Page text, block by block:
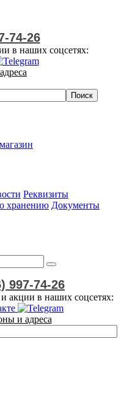
74-26
в наших соцсетях:
Реквизиты
хранению Документы
997-74-26
акции в наших соцсетях:
и адреса